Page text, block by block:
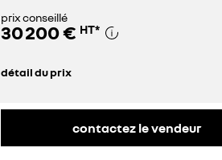
prix conseillé
30 200 € HT*
détail du prix
contactez le vendeur